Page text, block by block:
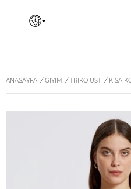
ANASAYFA / GİYİM / TRIKO ÜST / KISA